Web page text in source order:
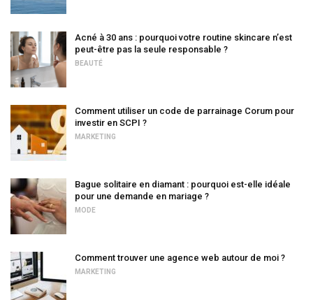
Acné à 30 ans : pourquoi votre routine skincare n’est
peut-être pas la seule responsable ?
BEAUTÉ
Comment utiliser un code de parrainage Corum pour
investir en SCPI ?
MARKETING
Bague solitaire en diamant : pourquoi est-elle idéale
pour une demande en mariage ?
MODE
Comment trouver une agence web autour de moi ?
MARKETING